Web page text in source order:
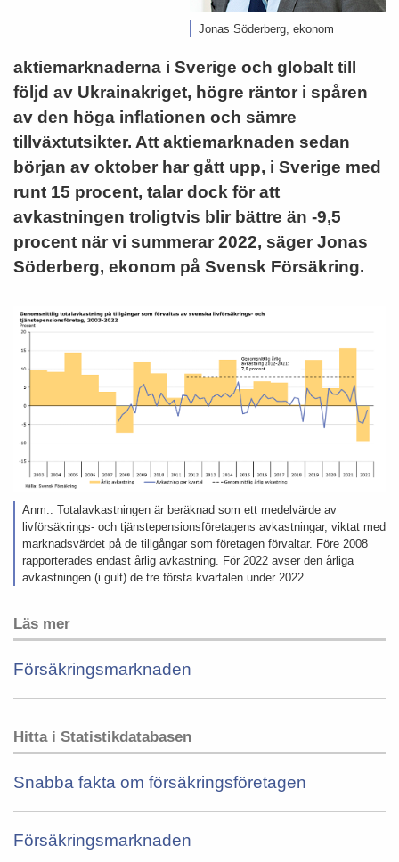
Jonas Söderberg, ekonom
aktiemarknaderna i Sverige och globalt till
följd av Ukrainakriget, högre räntor i spåren
av den höga inflationen och sämre
tillväxtutsikter. Att aktiemarknaden sedan
början av oktober har gått upp, i Sverige med
runt 15 procent, talar dock för att
avkastningen troligtvis blir bättre än -9,5
procent när vi summerar 2022, säger Jonas
Söderberg, ekonom på Svensk Försäkring.
Anm.: Totalavkastningen är beräknad som ett medelvärde av
livförsäkrings- och tjänstepensionsföretagens avkastningar, viktat med
marknadsvärdet på de tillgångar som företagen förvaltar. Före 2008
rapporterades endast årlig avkastning. För 2022 avser den årliga
avkastningen (i gult) de tre första kvartalen under 2022.
Läs mer
Försäkringsmarknaden
Hitta i Statistikdatabasen
Snabba fakta om försäkringsföretagen
Försäkringsmarknaden